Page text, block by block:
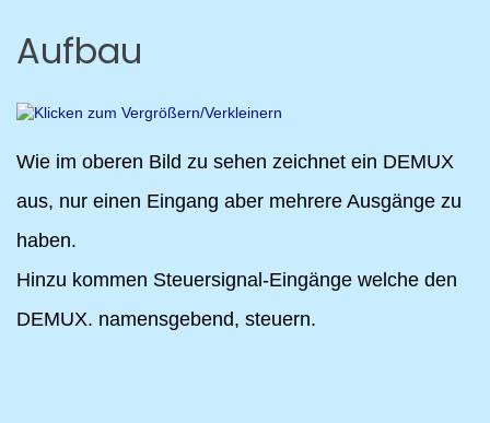
Aufbau
Wie im oberen Bild zu sehen zeichnet ein DEMUX
aus, nur einen Eingang aber mehrere Ausgänge zu
haben.
Hinzu kommen Steuersignal-Eingänge welche den
DEMUX. namensgebend, steuern.